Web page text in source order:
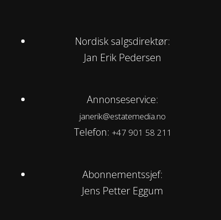
Nordisk salgsdirektør:
Jan Erik Pedersen
Annonseservice:
janerik@estatemedia.no
Telefon: +47 901 58 211
Abonnementssjef:
Jens Petter Eggum